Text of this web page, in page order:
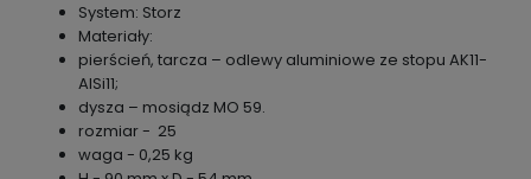
System: Storz
Materiały:
pierścień, tarcza – odlewy aluminiowe ze stopu AK11-
AlSi11;
dysza – mosiądz MO 59.
rozmiar - 25
waga - 0,25 kg